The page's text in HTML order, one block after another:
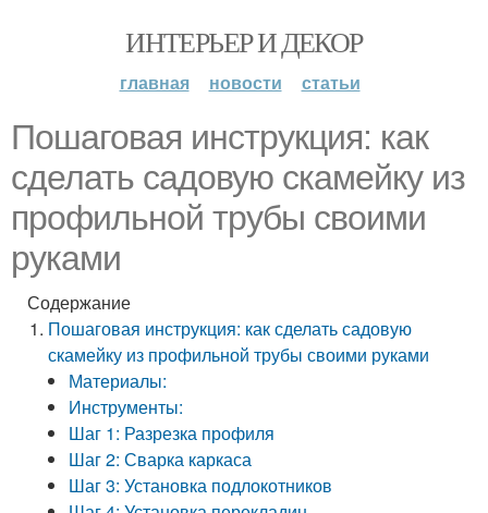
ИНТЕРЬЕР И ДЕКОР
главная новости статьи
Пошаговая инструкция: как
сделать садовую скамейку из
профильной трубы своими
руками
Содержание
Пошаговая инструкция: как сделать садовую
скамейку из профильной трубы своими руками
Материалы:
Инструменты:
Шаг 1: Разрезка профиля
Шаг 2: Сварка каркаса
Шаг 3: Установка подлокотников